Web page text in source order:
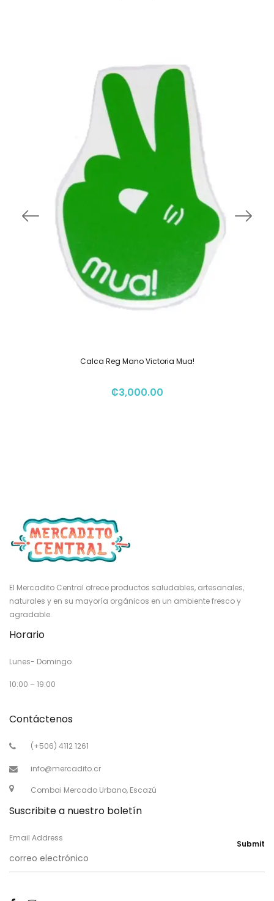
Calca Reg Mano Victoria Mua!
₡3,000.00
El Mercadito Central ofrece productos saludables, artesanales,
naturales y en su mayoría orgánicos en un ambiente fresco y
agradable.
Horario
Lunes- Domingo
10:00 – 19:00
Contáctenos
(+506) 4112 1261
info@mercadito.cr
Combai Mercado Urbano, Escazú
Suscribite a nuestro boletín
Email Address
Submit